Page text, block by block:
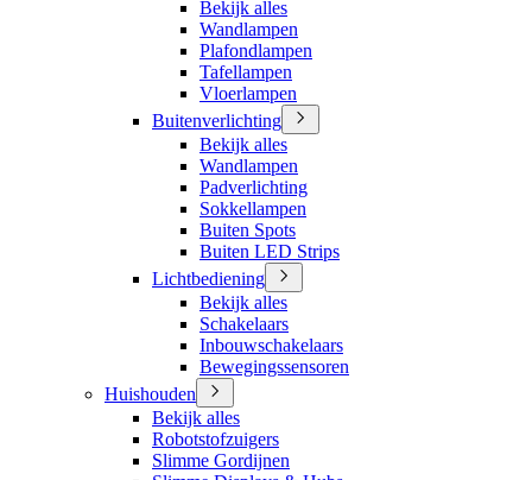
Bekijk alles
Wandlampen
Plafondlampen
Tafellampen
Vloerlampen
Buitenverlichting
Bekijk alles
Wandlampen
Padverlichting
Sokkellampen
Buiten Spots
Buiten LED Strips
Lichtbediening
Bekijk alles
Schakelaars
Inbouwschakelaars
Bewegingssensoren
Huishouden
Bekijk alles
Robotstofzuigers
Slimme Gordijnen